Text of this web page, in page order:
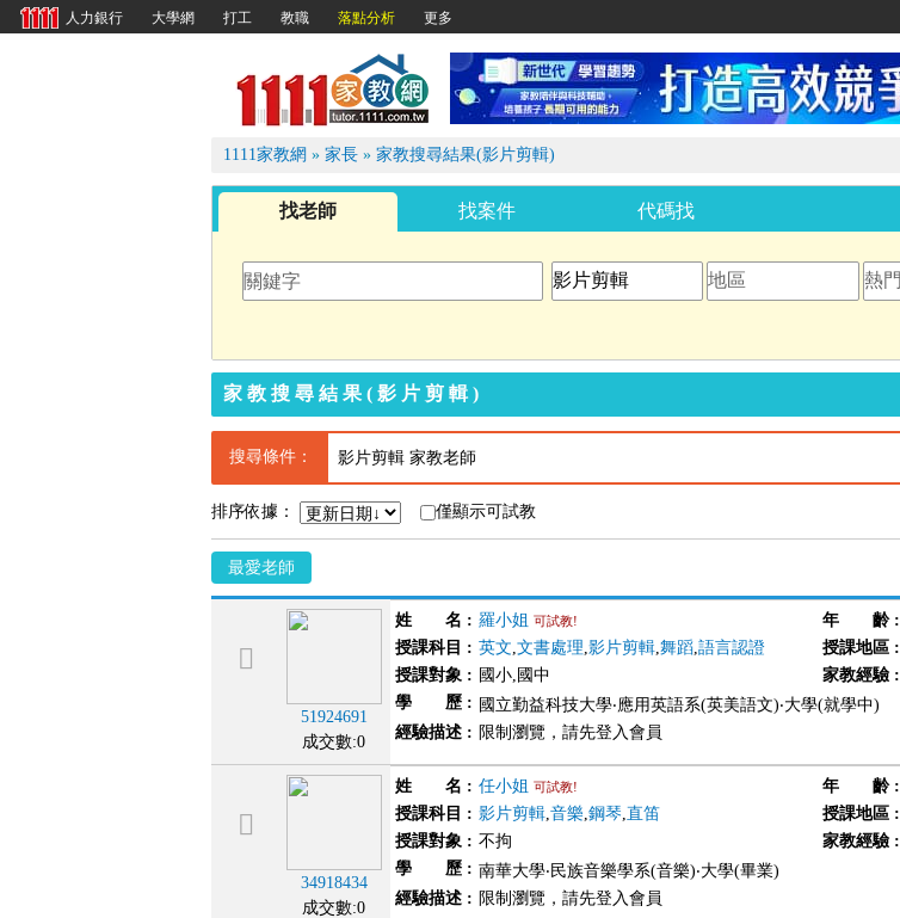
1111家教網
1111家教網 » 家長 » 家教搜尋結果(影片剪輯)
找老師 找案件 代碼找
家教搜尋結果(影片剪輯)
搜尋條件： 影片剪輯 家教老師
排序依據： 僅顯示可試教
最愛老師
51924691
成交數:0
姓 名 : 羅小姐 可試教! 年 齡:
授課科目 : 英文,文書處理,影片剪輯,舞蹈,語言認證 授課地區:
授課對象 : 國小,國中 家教經驗:
學 歷 : 國立勤益科技大學‧應用英語系(英美語文)‧大學(就學中)
經驗描述 : 限制瀏覽，請先登入會員
34918434
成交數:0
姓 名 : 任小姐 可試教! 年 齡:
授課科目 : 影片剪輯,音樂,鋼琴,直笛 授課地區:
授課對象 : 不拘 家教經驗:
學 歷 : 南華大學‧民族音樂學系(音樂)‧大學(畢業)
經驗描述 : 限制瀏覽，請先登入會員
人力銀行 大學網 打工 教職 落點分析 更多